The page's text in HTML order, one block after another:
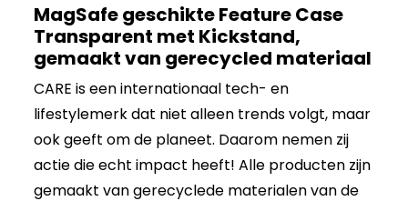
MagSafe geschikte Feature Case
Transparent met Kickstand,
gemaakt van gerecycled materiaal
CARE is een internationaal tech- en
lifestylemerk dat niet alleen trends volgt, maar
ook geeft om de planeet. Daarom nemen zij
actie die echt impact heeft! Alle producten zijn
gemaakt van gerecyclede materialen van de